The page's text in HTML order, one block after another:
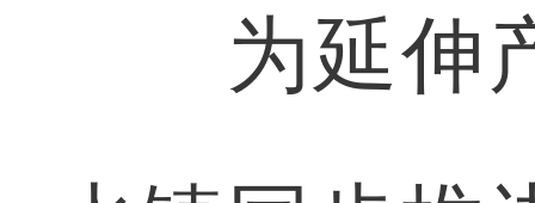
为延伸产